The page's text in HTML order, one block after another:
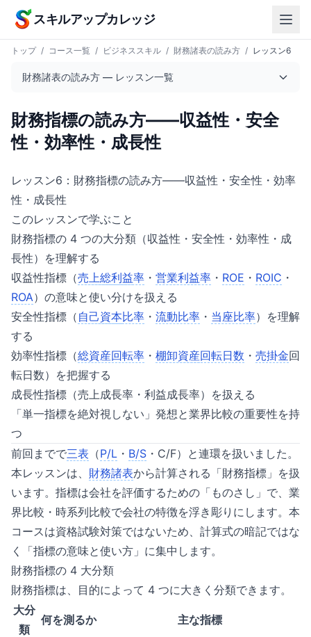
本文へスキップ
スキルアップカレッジ
トップ / コース一覧 / ビジネススキル / 財務諸表の読み方 / レッスン6
財務諸表の読み方 — レッスン一覧
財務指標の読み方——収益性・安全
性・効率性・成長性
レッスン6：財務指標の読み方——収益性・安全性・効率
性・成長性
このレッスンで学ぶこと
財務指標の 4 つの大分類（収益性・安全性・効率性・成
長性）を理解する
収益性指標（売上総利益率 ・ 営業利益率 ・ ROE ・ ROIC ・
ROA）の意味と使い分けを扱える
安全性指標（ 自己資本比率 ・ 流動比率 ・ 当座比率）を理解
する
効率性指標（総資産回転率 ・ 棚卸資産回転日数 ・ 売掛金回
転日数）を把握する
成長性指標（売上成長率・利益成長率）を扱える
「単一指標を絶対視しない」発想と業界比較の重要性を持
つ
前回までで三表 （P/L ・ B/S ・C/F）と連環を扱いました。
本レッスンは、 財務諸表から計算される「財務指標」を扱
います。指標は会社を評価するための「ものさし」で、業
界比較・時系列比較で会社の特徴を浮き彫りにします。本
コースは資格試験対策ではないため、計算式の暗記ではな
く「指標の意味と使い方」に集中します。
財務指標の 4 大分類
財務指標は、目的によって 4 つに大きく分類できます。
大分
類
何を測るか 主な指標